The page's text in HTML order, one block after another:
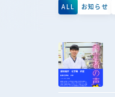
ALL お知らせ